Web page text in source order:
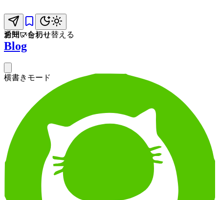
お問い合わせ
通知
テーマを切り替える
Blog
横書きモード